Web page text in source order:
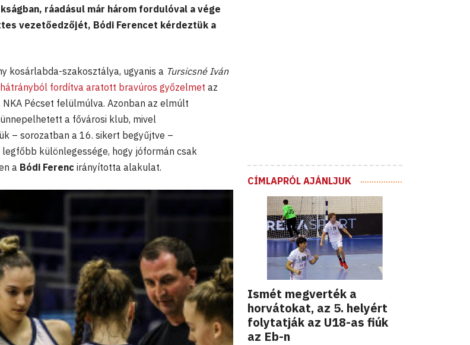
ráadásul már három fordulóval a vége
vezetőedzőjét, Bódi Ferencet kérdeztük a
kosárlabda-szakosztálya, ugyanis a Tursicsné Iván
fordítva aratott bravúros győzelmet az
Pécset felülmúlva. Azonban az elmúlt
a fővárosi klub, mivel
– sorozatban a 16. sikert begyűjtve –
különlegessége, hogy jóformán csak
a Bódi Ferenc irányította alakulat.
CÍMLAPRÓL AJÁNLJUK
Ismét megverték a
horvátokat, az 5. helyért
folytatják az U18-as fiúk
az Eb-n